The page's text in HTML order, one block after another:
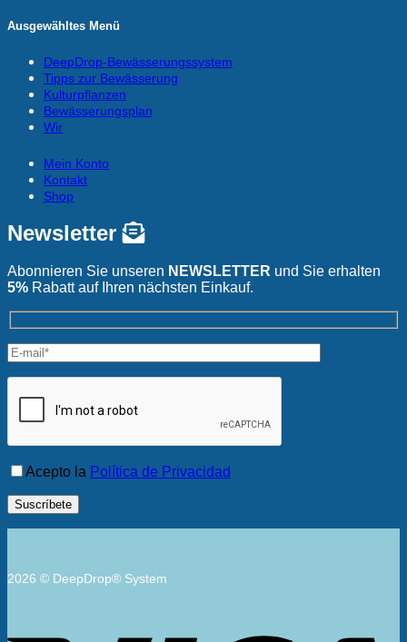
Ausgewähltes Menü
DeepDrop-Bewässerungssystem
Tipps zur Bewässerung
Kulturpflanzen
Bewässerungsplan
Wir
Mein Konto
Kontakt
Shop
Newsletter
Abonnieren Sie unseren NEWSLETTER und Sie erhalten
5% Rabatt auf Ihren nächsten Einkauf.
Acepto la Política de Privacidad
2026 © DeepDrop® System